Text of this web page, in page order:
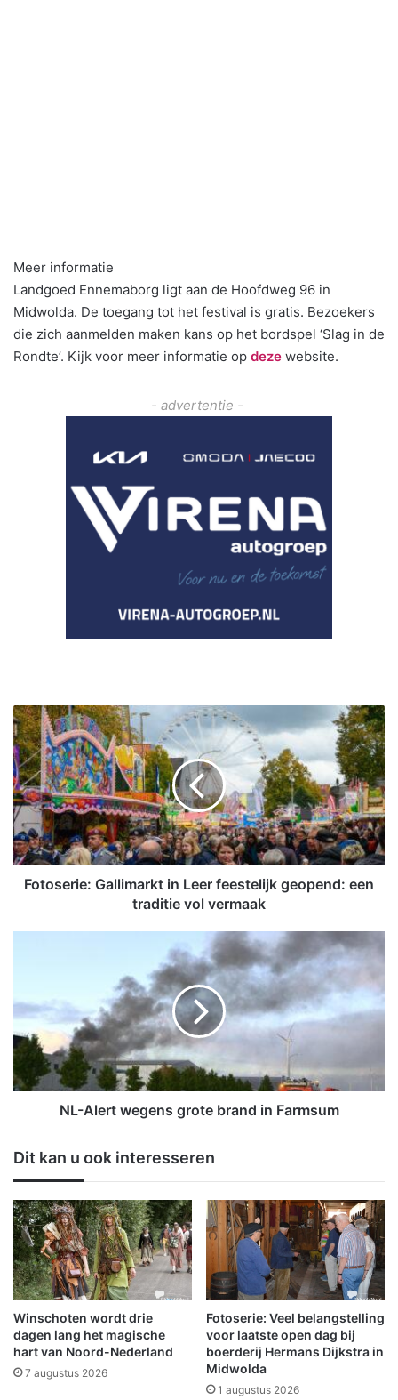
Meer informatie
Landgoed Ennemaborg ligt aan de Hoofdweg 96 in
Midwolda. De toegang tot het festival is gratis. Bezoekers
die zich aanmelden maken kans op het bordspel ‘Slag in de
Rondte’. Kijk voor meer informatie op deze website.
- advertentie -
F
o
t
o
s
e
r
i
e
r
k
i
e
r
f
e
e
s
t
e
l
i
j
k
Fotoserie: Gallimarkt in Leer feestelijk geopend: een
traditie vol vermaak
e
r
t
w
n
s
g
r
o
t
e
b
r
a
n
d
NL-Alert wegens grote brand in Farmsum
Dit kan u ook interesseren
Winschoten wordt drie
dagen lang het magische
hart van Noord-Nederland
7 augustus 2026
Fotoserie: Veel belangstelling
voor laatste open dag bij
boerderij Hermans Dijkstra in
Midwolda
1 augustus 2026